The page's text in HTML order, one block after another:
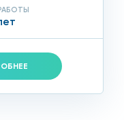
как нервная